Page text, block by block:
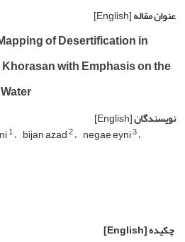
عنوان مقاله[English]
of Desertification in
with Emphasis on the
نویسندگان[English]
1 bijan azad2 negae eyni3
چکیده[English]